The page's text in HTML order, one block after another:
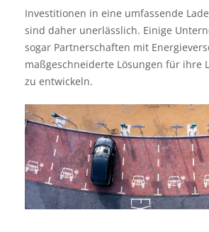
Investitionen in eine umfassende
sind daher unerlässlich. Einige
sogar Partnerschaften mit
maßgeschneiderte Lösungen für ihre
zu entwickeln.